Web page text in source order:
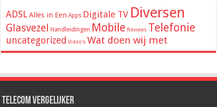
ADSL Alles in Een Apps Digitale TV Diversen
Glasvezel Handleidingen Mobile Reviews Telefonie
uncategorized Video's Wat doen wij met
Telecom Vergelijker